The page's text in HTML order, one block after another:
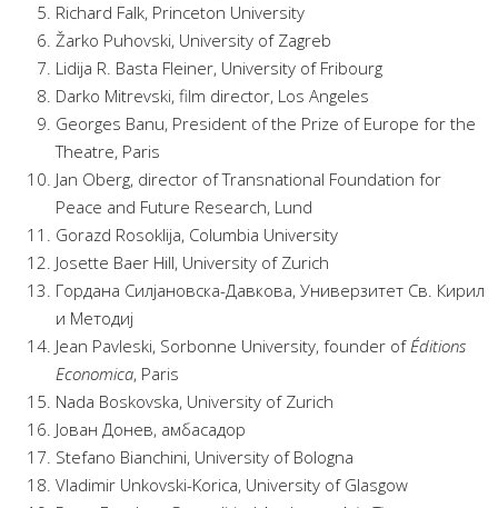
Richard Falk, Princeton University
Žarko Puhovski, University of Zagreb
Lidija R. Basta Fleiner, University of Fribourg
Darko Mitrevski, film director, Los Angeles
Georges Banu, President of the Prize of Europe for the
Theatre, Paris
Jan Oberg, director of Transnational Foundation for
Peace and Future Research, Lund
Gorazd Rosoklija, Columbia University
Josette Baer Hill, University of Zurich
Гордана Силјановска-Давкова, Универзитет Св. Кирил
и Методиј
Jean Pavleski, Sorbonne University, founder of Éditions
Economica, Paris
Nada Boskovska, University of Zurich
Јован Донев, амбасадор
Stefano Bianchini, University of Bologna
Vladimir Unkovski-Korica, University of Glasgow